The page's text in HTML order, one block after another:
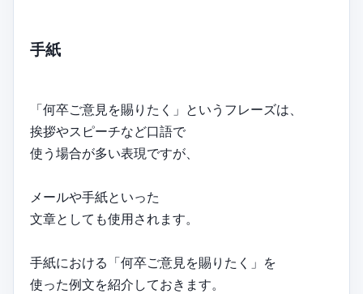
手紙
「何卒ご意見を賜りたく」というフレーズは、
挨拶やスピーチなど口語で
使う場合が多い表現ですが、
メールや手紙といった
文章としても使用されます。
手紙における「何卒ご意見を賜りたく」を
使った例文を紹介しておきます。